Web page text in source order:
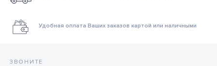
Удобная оплата Ваших заказов картой или наличными
ЗВОНИТЕ